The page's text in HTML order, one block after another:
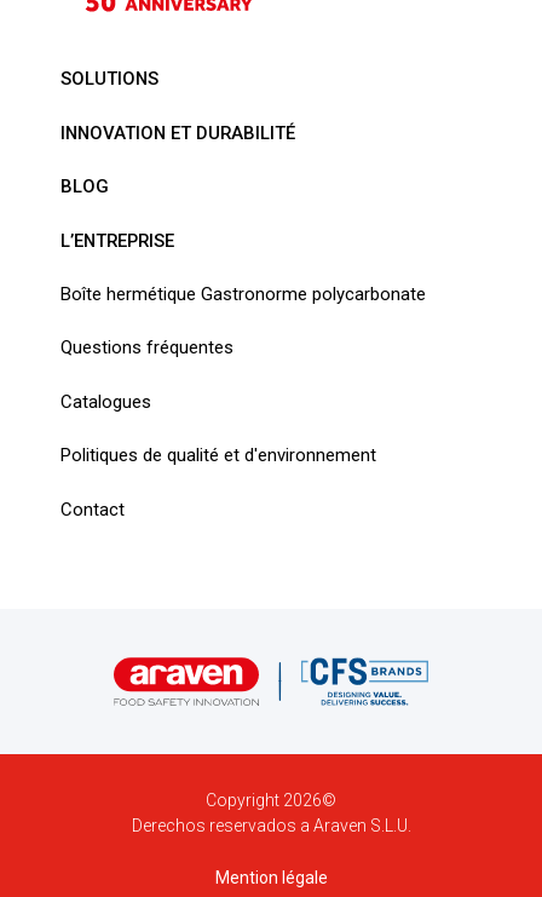
SOLUTIONS
INNOVATION ET DURABILITÉ
BLOG
L’ENTREPRISE
Boîte hermétique Gastronorme polycarbonate
Questions fréquentes
Catalogues
Politiques de qualité et d'environnement
Contact
Copyright 2026©
Derechos reservados a Araven S.L.U.
Mention légale